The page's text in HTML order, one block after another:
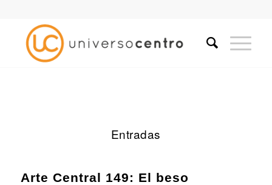
Entradas
Arte Central 149: El beso